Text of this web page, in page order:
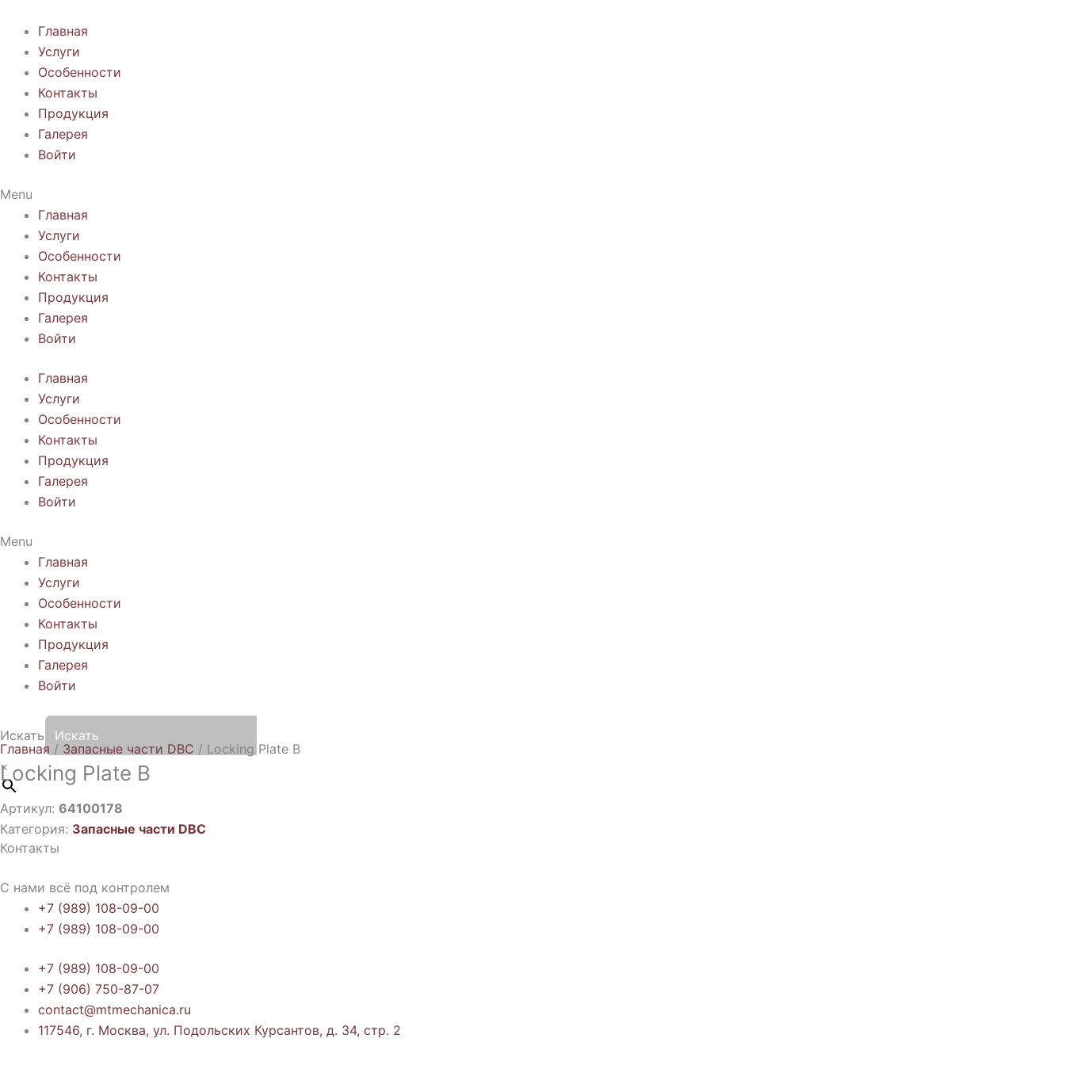
содержимому
Главная
Услуги
Особенности
Контакты
Продукция
Галерея
Войти
Menu
Главная
Услуги
Особенности
Контакты
Продукция
Галерея
Войти
Главная
Услуги
Особенности
Контакты
Продукция
Галерея
Войти
Menu
Главная
Услуги
Особенности
Контакты
Продукция
Галерея
Войти
Искать
×
Главная / Запасные части DBC / Locking Plate B
Locking Plate B
Артикул: 64100178
Категория: Запасные части DBC
Контакты
С нами всё под контролем
+7 (989) 108-09-00
+7 (989) 108-09-00
+7 (989) 108-09-00
+7 (906) 750-87-07
contact@mtmechanica.ru
117546, г. Москва, ул. Подольских Курсантов, д. 34, стр. 2